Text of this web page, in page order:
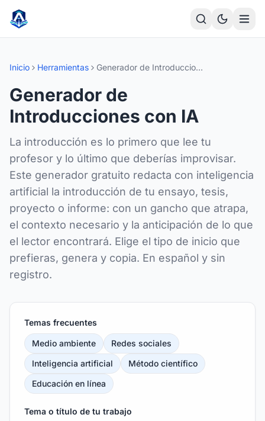
Saltar al contenido principal
Inicio Herramientas Generador de Introducciones
Generador de
Introducciones con IA
La introducción es lo primero que lee tu
profesor y lo último que deberías improvisar.
Este generador gratuito redacta con inteligencia
artificial la introducción de tu ensayo, tesis,
proyecto o informe: con un gancho que atrapa,
el contexto necesario y la anticipación de lo que
el lector encontrará. Elige el tipo de inicio que
prefieras, genera y copia. En español y sin
registro.
Temas frecuentes
Medio ambiente
Redes sociales
Inteligencia artificial
Método científico
Educación en línea
Tema o título de tu trabajo